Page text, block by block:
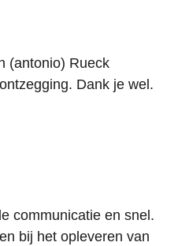
(antonio) Rueck
Dank je wel.
communicatie en snel.
bij het opleveren van